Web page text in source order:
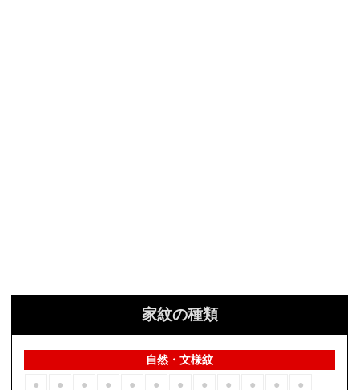
家紋の種類
自然・文様紋